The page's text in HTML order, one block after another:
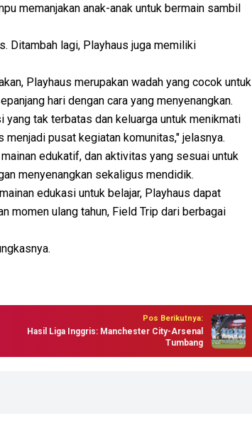
memanjakan anak-anak untuk bermain sambil
Ditambah lagi, Playhaus juga memiliki
Playhaus merupakan wadah yang cocok untuk
hari dengan cara yang menyenangkan.
tak terbatas dan keluarga untuk menikmati
pusat kegiatan komunitas," jelasnya.
edukatif, dan aktivitas yang sesuai untuk
menyenangkan sekaligus mendidik.
edukasi untuk belajar, Playhaus dapat
momen ulang tahun, Field Trip dari berbagai
Pos Berikutnya:
Hasil Liga Inggris: Manchester City-Arsenal
Tumbang